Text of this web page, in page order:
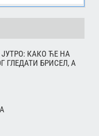
ЈУТРО: КАКО ЋЕ НА
ГЛЕДАТИ БРИСЕЛ, А